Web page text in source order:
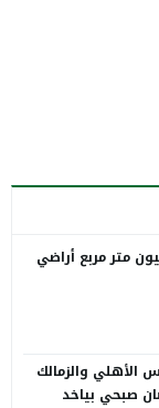
طهرنا 25 مليون متر مربع أراضي
والزمالك
صبحي بياخد